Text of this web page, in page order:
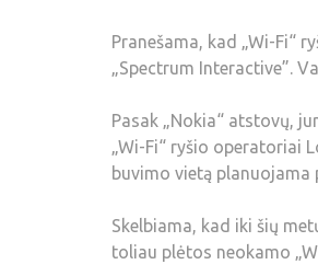
Pranešama, kad „Wi-Fi“
„Spectrum Interactive”.
Pasak „Nokia“ atstovų,
„Wi-Fi“ ryšio operatoriai
buvimo vietą planuojama
Skelbiama, kad iki šių
toliau plėtos neokamo